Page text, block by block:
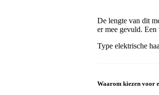
De lengte van dit
er mee gevuld.
Type elektrische
Waarom kiezen voor